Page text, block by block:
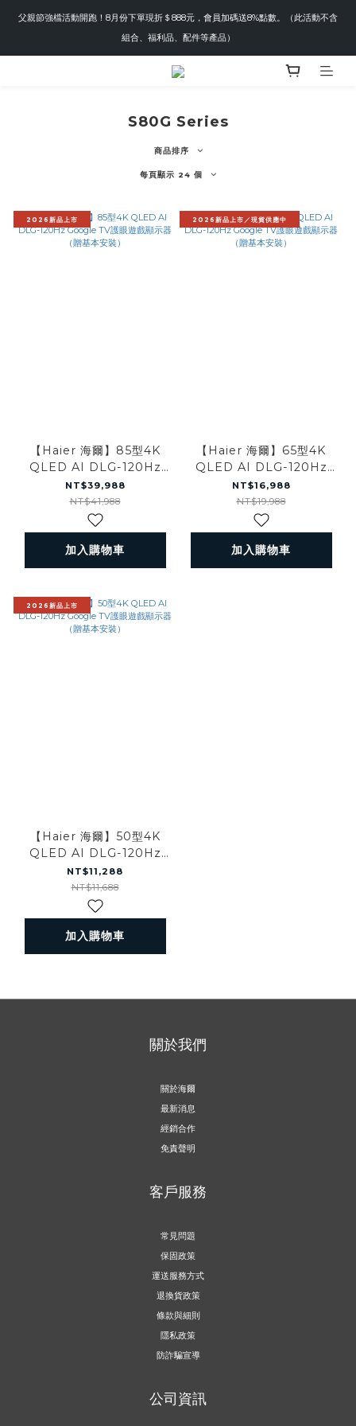
父親節強檔活動開跑！8月份下單現折＄888元，會員加碼送8%點數。（此活動不含
組合、福利品、配件等產品）
S80G Series
商品排序
每頁顯示 24 個
2026新品上市
【Haier 海爾】85型4K
QLED AI DLG-120Hz
Google TV護眼遊戲顯示
器（贈基本安裝）
NT$39,988
NT$41,988
加入購物車
2026新品上市／現貨供應中
【Haier 海爾】65型4K
QLED AI DLG-120Hz
Google TV護眼遊戲顯示
器（贈基本安裝）
NT$16,988
NT$19,988
加入購物車
2026新品上市
【Haier 海爾】50型4K
QLED AI DLG-120Hz
Google TV護眼遊戲顯示
器（贈基本安裝）
NT$11,288
NT$11,688
加入購物車
關於我們
關於海爾
最新消息
經銷合作
免責聲明
客戶服務
常見問題
保固政策
運送服務方式
退換貨政策
條款與細則
隱私政策
防詐騙宣導
公司資訊